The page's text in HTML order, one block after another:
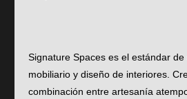
Signature Spaces es el estándar de
mobiliario y diseño de interiores.
combinación entre artesanía